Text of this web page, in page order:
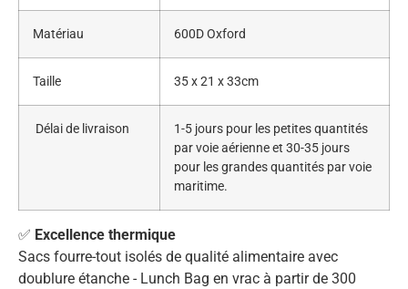
Matériau 600D Oxford
Taille 35 x 21 x 33cm
Délai de livraison
1-5 jours pour les petites quantités
par voie aérienne et 30-35 jours
pour les grandes quantités par voie
maritime.
✅ Excellence thermique
Sacs fourre-tout isolés de qualité alimentaire avec
doublure étanche - Lunch Bag en vrac à partir de 300